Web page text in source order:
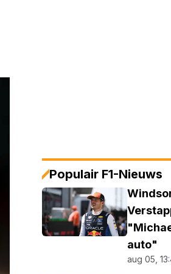
Populair F1-Nieuws
auto"
aug 05,